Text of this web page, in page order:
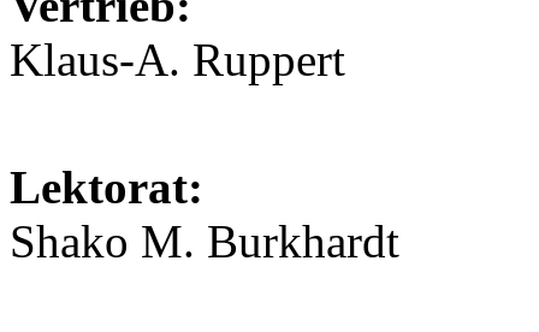
Klaus-A. Ruppert
Lektorat:
Shako M. Burkhardt